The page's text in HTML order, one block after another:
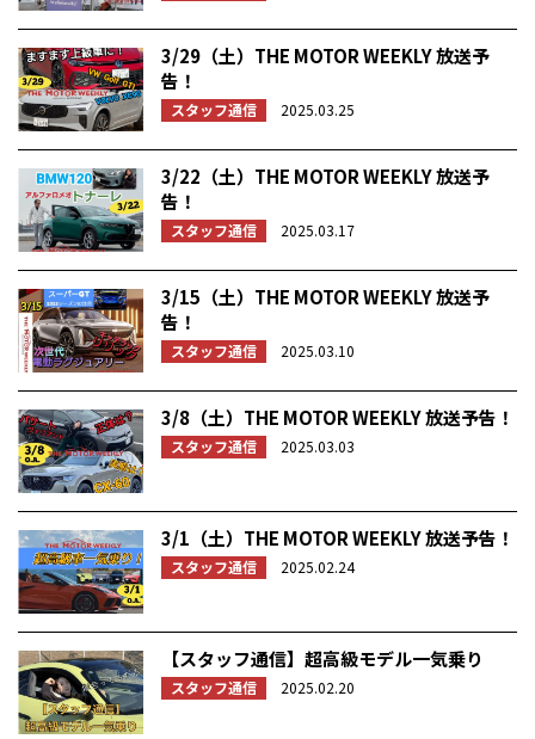
3/29（土）THE MOTOR WEEKLY 放送予
告！
スタッフ通信 2025.03.25
3/22（土）THE MOTOR WEEKLY 放送予
告！
スタッフ通信 2025.03.17
3/15（土）THE MOTOR WEEKLY 放送予
告！
スタッフ通信 2025.03.10
3/8（土）THE MOTOR WEEKLY 放送予告！
スタッフ通信 2025.03.03
3/1（土）THE MOTOR WEEKLY 放送予告！
スタッフ通信 2025.02.24
【スタッフ通信】超高級モデル一気乗り
スタッフ通信 2025.02.20